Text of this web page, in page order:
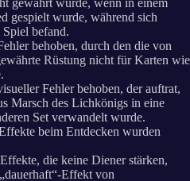
gewährt wurde, wenn in einem
gespielt wurde, während sich
Spiel befand.
behoben, durch den die von
Rüstung nicht für Karten wie
Fehler behoben, der auftrat,
Marsch des Lichkönigs in eine
Set verwandelt wurde.
beim Entdecken wurden
die keine Diener stärken,
Effekt von